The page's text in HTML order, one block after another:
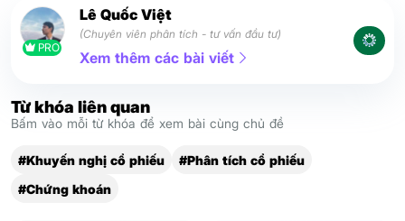
PRO
Lê Quốc Việt
(Chuyên viên phân tích - tư vấn đầu tư)
Xem thêm các bài viết
Từ khóa liên quan
Bấm vào mỗi từ khóa để xem bài cùng chủ đề
#Khuyến nghị cổ phiếu
#Phân tích cổ phiếu
#Chứng khoán